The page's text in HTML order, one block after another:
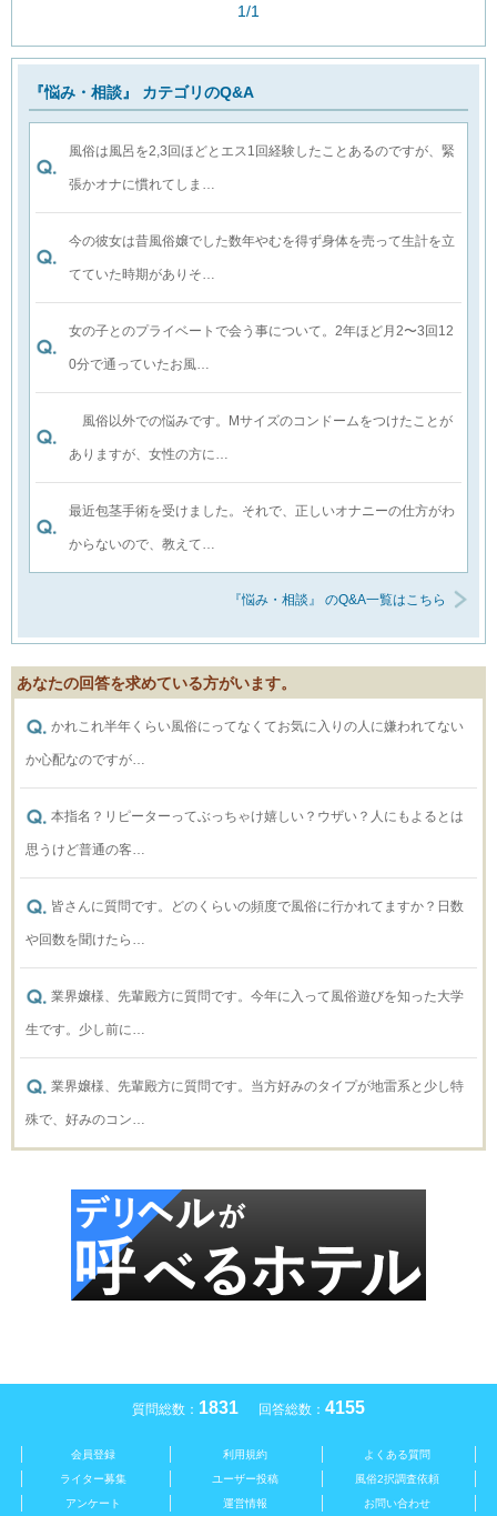
1/1
『悩み・相談』 カテゴリのQ&A
風俗は風呂を2,3回ほどとエス1回経験したことあるのですが、緊
張かオナに慣れてしま…
今の彼女は昔風俗嬢でした数年やむを得ず身体を売って生計を立
てていた時期がありそ…
女の子とのプライベートで会う事について。2年ほど月2〜3回12
0分で通っていたお風…
風俗以外での悩みです。Mサイズのコンドームをつけたことが
ありますが、女性の方に…
最近包茎手術を受けました。それで、正しいオナニーの仕方がわ
からないので、教えて…
『悩み・相談』 のQ&A一覧はこちら
あなたの回答を求めている方がいます。
かれこれ半年くらい風俗にってなくてお気に入りの人に嫌われてない
か心配なのですが…
本指名？リピーターってぶっちゃけ嬉しい？ウザい？人にもよるとは
思うけど普通の客…
皆さんに質問です。どのくらいの頻度で風俗に行かれてますか？日数
や回数を聞けたら…
業界嬢様、先輩殿方に質問です。今年に入って風俗遊びを知った大学
生です。少し前に…
業界嬢様、先輩殿方に質問です。当方好みのタイプが地雷系と少し特
殊で、好みのコン…
質問総数： 1831 回答総数： 4155
会員登録 利用規約
よくある質問
ライター募集
ユーザー投稿
風俗2択調査依頼
アンケート
運営情報 お問い合わせ